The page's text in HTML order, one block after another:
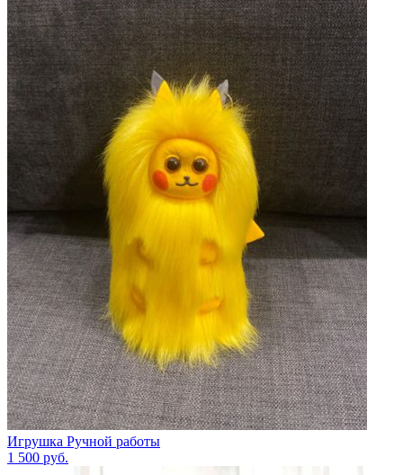
Игрушка Ручной работы
1 500 руб.